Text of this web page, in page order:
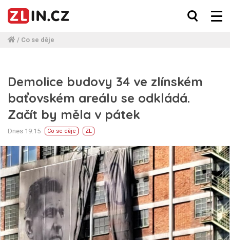
/ Co se děje
Demolice budovy 34 ve zlínském
baťovském areálu se odkládá.
Začít by měla v pátek
Dnes 19:15 Co se děje ZL